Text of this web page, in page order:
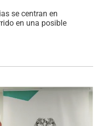
se centran en
en una posible